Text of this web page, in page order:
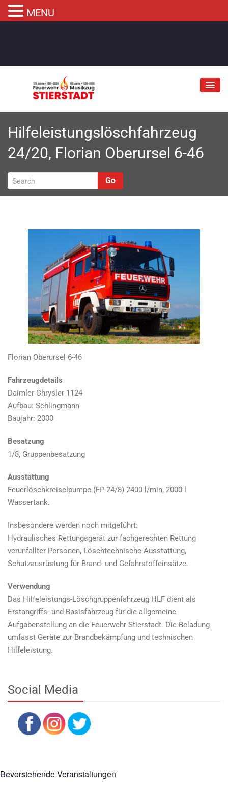
Jubiläum
Abteilungen
Informationen
Fahrzeuge
Musikzug
Hilfeleistungslöschfahrzeug
24/20, Florian Oberursel 6-46
Go
Florian Oberursel 6-46
Fahrzeugdetails
Daimler Chrysler 1124
Aufbau: Schlingmann
Baujahr: 2000
Besatzung
1/8, Gruppenbesatzung
Ausstattung
Feuerlöschkreiselpumpe (FP 24/8) 2400 l/min, 2000 l
Wassertank.
Insbesondere werden noch mitgeführt:
Hydraulisches Rettungsgerät zur fachgerechten Rettung
verunfallter Personen, Löschtechnische Ausstattung,
Schutzausrüstung für Brand- und Gefahrstoffeinsätze.
Verwendung
Das Hilfeleistungs-Löschgruppenfahrzeug HLF dient als
Erstangriffs- und Basisfahrzeug für die allgemeine
Aufgabenstellung an die Feuerwehr Stierstadt. Die Beladung
umfasst Geräte zur Brandbekämpfung und technischen
Hilfeleistung.
Social Media
Bevorstehende Veranstaltungen
MENU